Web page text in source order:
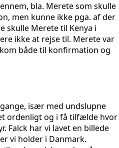
bla. Merete som skulle
men kunne ikke pga. af der
skulle Merete til Kenya i
ikke at rejse til. Merete var
både til konfirmation og
især med undslupne
ordenligt og i få tilfælde hvor
Falck har vi lavet en billede
vi holder i Danmark.